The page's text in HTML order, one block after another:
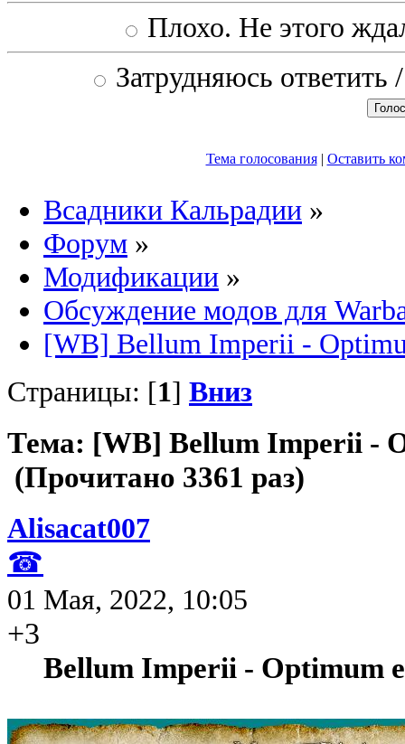
Плохо. Не этого
Затрудняюсь
Тема голосования| Оставить
Всадники Кальрадии »
Форум »
Модификации »
Обсуждение модов для
[WB] Bellum Imperii -
Страницы: [1] Вниз
Тема: [WB] Bellum Imperii -
(Прочитано 3361 раз)
Alisacat007
☎
01 Мая, 2022, 10:05
+3
Bellum Imperii - Optimum